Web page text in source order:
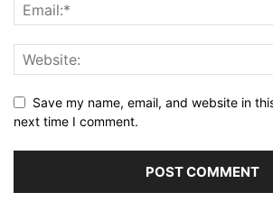
Save my name, email, and website in
next time I comment.